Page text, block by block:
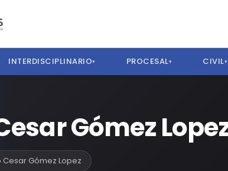
INTERDISCIPLINARIO▾ PROCESAL▾ CIVIL▾
Gómez
Cesar Gómez Lopez